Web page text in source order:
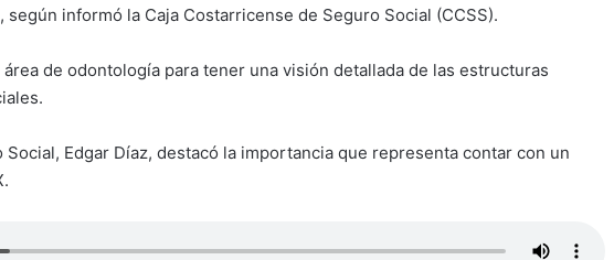
informó la Caja Costarricense de Seguro Social (CCSS).
de odontología para tener una visión detallada de las estructuras
Social, Edgar Díaz, destacó la importancia que representa contar con un